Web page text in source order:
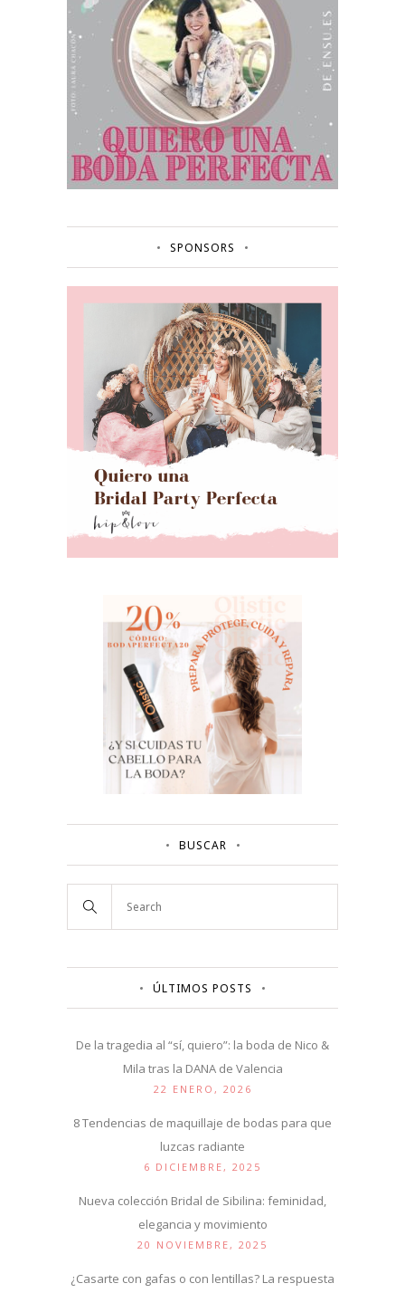
SPONSORS
BUSCAR
ÚLTIMOS POSTS
De la tragedia al “sí, quiero”: la boda de Nico &
Mila tras la DANA de Valencia
22 ENERO, 2026
8 Tendencias de maquillaje de bodas para que
luzcas radiante
6 DICIEMBRE, 2025
Nueva colección Bridal de Sibilina: feminidad,
elegancia y movimiento
20 NOVIEMBRE, 2025
¿Casarte con gafas o con lentillas? La respuesta